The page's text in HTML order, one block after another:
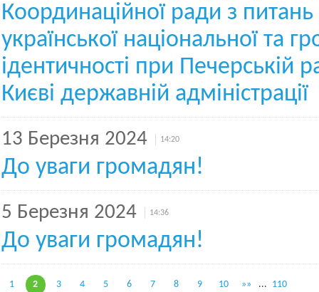
Координаційної ради з
української національної та
ідентичності при Печерській
Києві державній адміністрації
13 Березня 2024 14:20
До уваги громадян!
5 Березня 2024 14:36
До уваги громадян!
1 2 3 4 5 6 7 8 9 10 »» ... 110